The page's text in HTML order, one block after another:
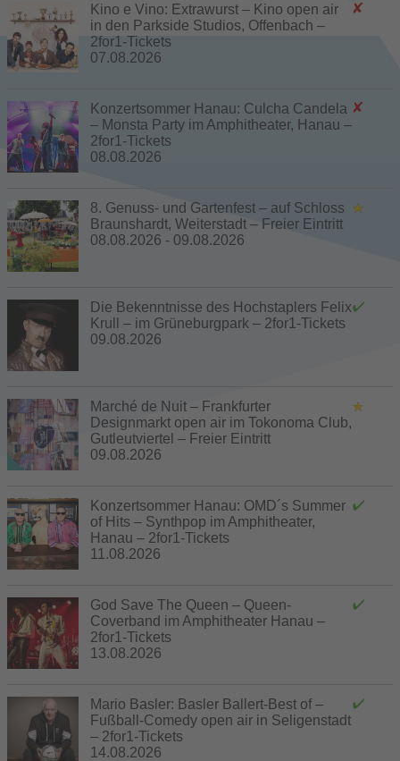
Kino e Vino: Extrawurst – Kino open air
in den Parkside Studios, Offenbach –
2for1-Tickets
07.08.2026
Konzertsommer Hanau: Culcha Candela
– Monsta Party im Amphitheater, Hanau –
2for1-Tickets
08.08.2026
8. Genuss- und Gartenfest – auf Schloss
Braunshardt, Weiterstadt – Freier Eintritt
08.08.2026 - 09.08.2026
Die Bekenntnisse des Hochstaplers Felix
Krull – im Grüneburgpark – 2for1-Tickets
09.08.2026
Marché de Nuit – Frankfurter
Designmarkt open air im Tokonoma Club,
Gutleutviertel – Freier Eintritt
09.08.2026
Konzertsommer Hanau: OMD´s Summer
of Hits – Synthpop im Amphitheater,
Hanau – 2for1-Tickets
11.08.2026
God Save The Queen – Queen-
Coverband im Amphitheater Hanau –
2for1-Tickets
13.08.2026
Mario Basler: Basler Ballert-Best of –
Fußball-Comedy open air in Seligenstadt
– 2for1-Tickets
14.08.2026